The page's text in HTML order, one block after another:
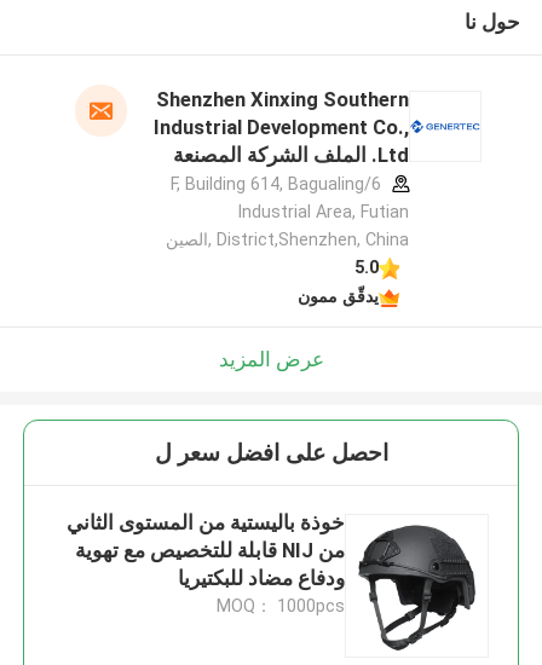
حول نا
Shenzhen Xinxing Southern
Industrial Development Co.,
Ltd. الملف الشركة المصنعة
6/F, Building 614, Bagualing
Industrial Area, Futian
District,Shenzhen, China ,الصين
5.0
يدقّق ممون
عرض المزيد
احصل على افضل سعر ل
خوذة باليستية من المستوى الثاني
من NIJ قابلة للتخصيص مع تهوية
ودفاع مضاد للبكتيريا
MOQ： 1000pcs